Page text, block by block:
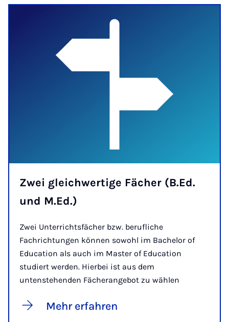
Zwei gleichwertige Fächer (B.Ed.
und M.Ed.)
Zwei Unterrichtsfächer bzw. berufliche
Fachrichtungen können sowohl im Bachelor of
Education als auch im Master of Education
studiert werden. Hierbei ist aus dem
untenstehenden Fächerangebot zu wählen
Mehr erfahren